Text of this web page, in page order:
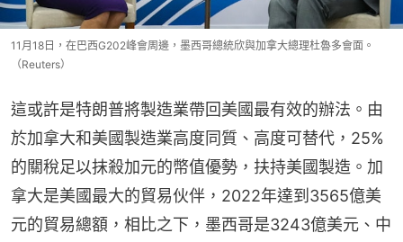
11月18日，在巴西G202峰會周邊，墨西哥總統欣與加拿大總理杜魯多會面。
（Reuters）
這或許是特朗普將製造業帶回美國最有效的辦法。由
於加拿大和美國製造業高度同質、高度可替代，25%
的關稅足以抹殺加元的幣值優勢，扶持美國製造。加
拿大是美國最大的貿易伙伴，2022年達到3565億美
元的貿易總額，相比之下，墨西哥是3243億美元、中